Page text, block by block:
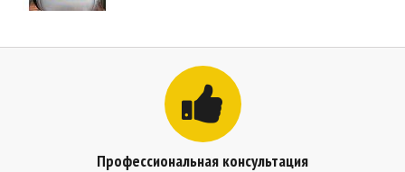
Профессиональная консультация